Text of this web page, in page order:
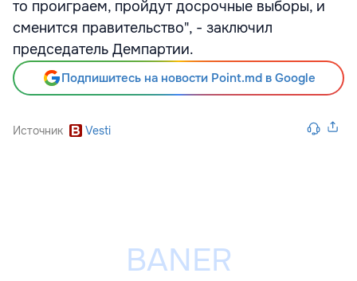
то проиграем, пройдут досрочные выборы, и
сменится правительство", - заключил
председатель Демпартии.
Подпишитесь на новости Point.md в Google
Источник Vesti